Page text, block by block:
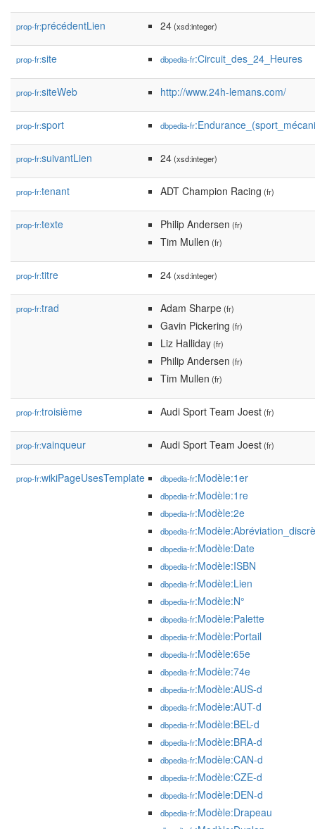
prop-fr:précédentLien 24(xsd:integer)
prop-fr:site dbpedia-fr:Circuit_des_24_Heures
prop-fr:siteWeb http://www.24h-lemans.com/
prop-fr:sport dbpedia-fr
prop-fr:suivantLien 24(xsd:integer)
prop-fr:tenant ADT Champion Racing (fr)
prop-fr:texte Philip Andersen (fr)
Tim Mullen (fr)
prop-fr:titre 24(xsd:integer)
prop-fr:trad Adam Sharpe(fr)
Gavin Pickering (fr)
Liz Halliday(fr)
Philip Andersen (fr)
Tim Mullen (fr)
prop-fr:troisième Audi Sport Team Joest(fr)
prop-fr:vainqueur Audi Sport Team Joest(fr)
prop-fr:wikiPageUsesTemplate dbpedia-fr:Modèle:1er
dbpedia-fr:Modèle:1re
dbpedia-fr:Modèle:2e
dbpedia-fr
dbpedia-fr:Modèle:Date
dbpedia-fr:Modèle:ISBN
dbpedia-fr:Modèle:Lien
dbpedia-fr:Modèle:N°
dbpedia-fr:Modèle:Palette
dbpedia-fr:Modèle:Portail
dbpedia-fr:Modèle:65e
dbpedia-fr:Modèle:74e
dbpedia-fr:Modèle:AUS-d
dbpedia-fr:Modèle:AUT-d
dbpedia-fr:Modèle:BEL-d
dbpedia-fr:Modèle:BRA-d
dbpedia-fr:Modèle:CAN-d
dbpedia-fr:Modèle:CZE-d
dbpedia-fr:Modèle:DEN-d
dbpedia-fr:Modèle:Drapeau